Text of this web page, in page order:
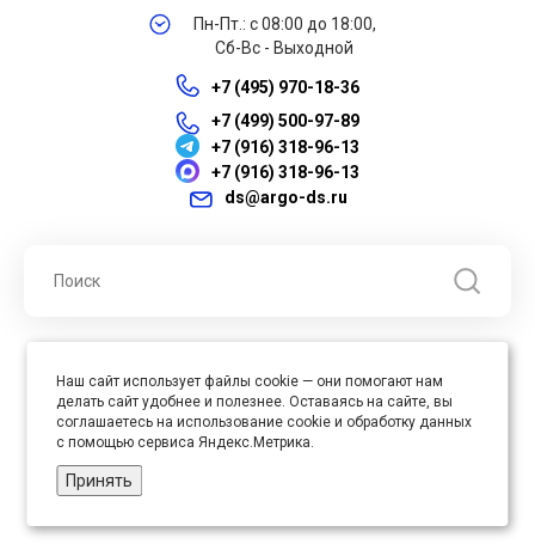
Пн-Пт.: с 08:00 до 18:00,
Сб-Вс - Выходной
+7 (495) 970-18-36
+7 (499) 500-97-89
+7 (916) 318-96-13
+7 (916) 318-96-13
ds@argo-ds.ru
права защищены
Юр. адрес : 105005, г. Москва, ул. Бауманская, д.20, стр. 3
Наш сайт использует файлы cookie — они помогают нам
делать сайт удобнее и полезнее. Оставаясь на сайте, вы
соглашаетесь на использование cookie и обработку данных
с помощью сервиса Яндекс.Метрика.
Принять